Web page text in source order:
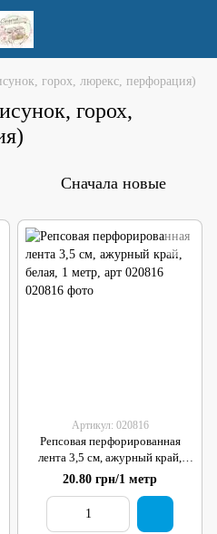
горох, люрекс, перфорация)
горох,
Сначала новые
Артикул: 020816
Репсовая перфорированная
лента 3,5 см, ажурный край,
белая, 1 метр, арт 020816
20.80 грн/1 метр